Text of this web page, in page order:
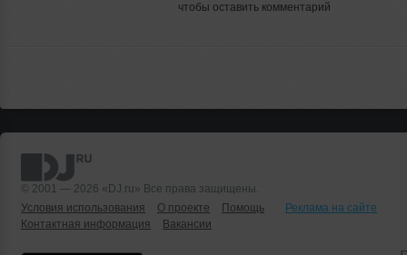
чтобы оставить комментарий
© 2001 — 2026 «DJ.ru» Все права защищены.
Условия использования
О проекте Помощь
Реклама на сайте
Контактная информация
Вакансии